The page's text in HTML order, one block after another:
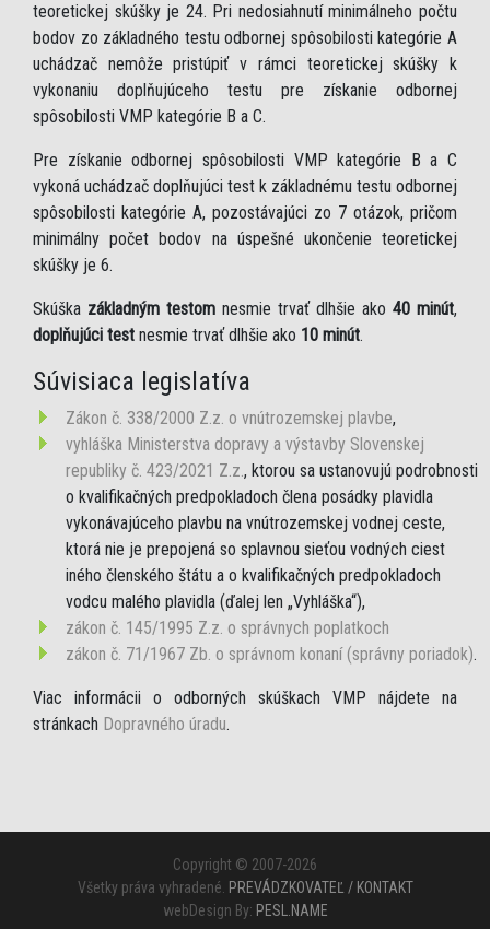
teoretickej skúšky je 24. Pri nedosiahnutí minimálneho počtu
bodov zo základného testu odbornej spôsobilosti kategórie A
uchádzač nemôže pristúpiť v rámci teoretickej skúšky k
vykonaniu doplňujúceho testu pre získanie odbornej
spôsobilosti VMP kategórie B a C.
Pre získanie odbornej spôsobilosti VMP kategórie B a C
vykoná uchádzač doplňujúci test k základnému testu odbornej
spôsobilosti kategórie A, pozostávajúci zo 7 otázok, pričom
minimálny počet bodov na úspešné ukončenie teoretickej
skúšky je 6.
Skúška základným testom nesmie trvať dlhšie ako 40 minút,
doplňujúci test nesmie trvať dlhšie ako 10 minút.
Súvisiaca legislatíva
Zákon č. 338/2000 Z.z. o vnútrozemskej plavbe,
vyhláška Ministerstva dopravy a výstavby Slovenskej
republiky č. 423/2021 Z.z., ktorou sa ustanovujú podrobnosti
o kvalifikačných predpokladoch člena posádky plavidla
vykonávajúceho plavbu na vnútrozemskej vodnej ceste,
ktorá nie je prepojená so splavnou sieťou vodných ciest
iného členského štátu a o kvalifikačných predpokladoch
vodcu malého plavidla (ďalej len „Vyhláška“),
zákon č. 145/1995 Z.z. o správnych poplatkoch
zákon č. 71/1967 Zb. o správnom konaní (správny poriadok).
Viac informácii o odborných skúškach VMP nájdete na
stránkach Dopravného úradu.
Copyright © 2007-2026
Všetky práva vyhradené. PREVÁDZKOVATEĽ / KONTAKT
webDesign By: PESL.NAME